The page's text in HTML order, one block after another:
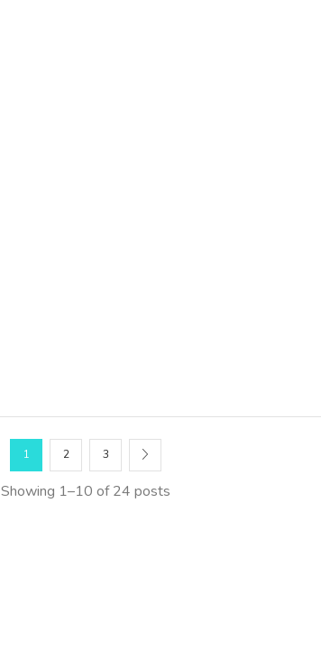
Showing 1–10 of 24 posts
1 2 3